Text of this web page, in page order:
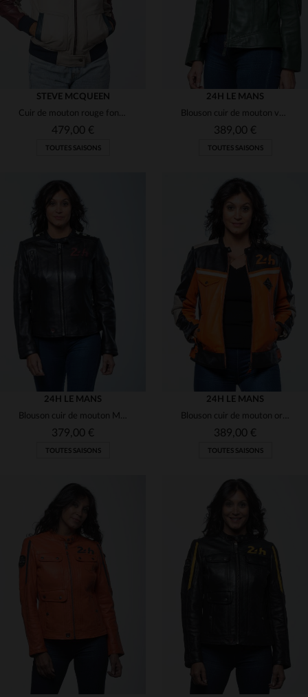
STEVE MCQUEEN
Cuir de mouton rouge foncé, souple et léger. Style motard élégant.
479,00 €
TOUTES SAISONS
TAILLES DISPONIBLES
XL
24H LE MANS
Blouson cuir de mouton vert kaki, col motard, esprit racing féminin.
389,00 €
TOUTES SAISONS
TAILLES DISPONIBLES
24H LE MANS
Blouson cuir de mouton MARYLIN BLACK, style motard et décontracté.
379,00 €
TOUTES SAISONS
TAILLES DISPONIBLES
24H LE MANS
Blouson cuir de mouton orange, édition 24h du Mans, style pilote.
389,00 €
TOUTES SAISONS